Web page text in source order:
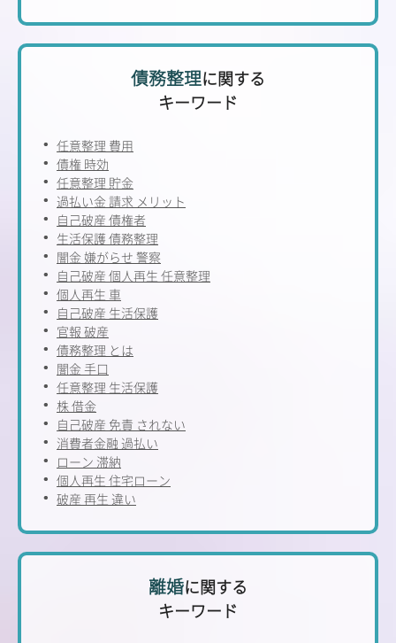
債務整理に関する
キーワード
任意整理 費用
債権 時効
任意整理 貯金
過払い金 請求 メリット
自己破産 債権者
生活保護 債務整理
闇金 嫌がらせ 警察
自己破産 個人再生 任意整理
個人再生 車
自己破産 生活保護
官報 破産
債務整理 とは
闇金 手口
任意整理 生活保護
株 借金
自己破産 免責 されない
消費者金融 過払い
ローン 滞納
個人再生 住宅ローン
破産 再生 違い
離婚に関する
キーワード